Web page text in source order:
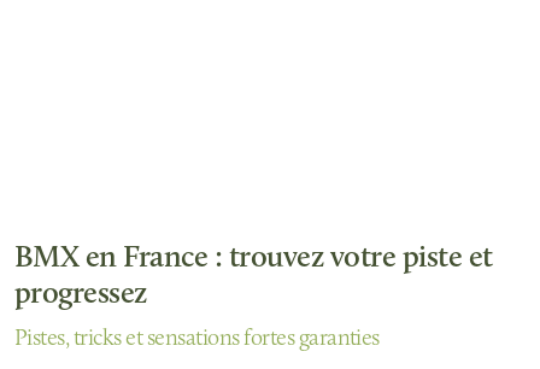
BMX en France : trouvez votre piste et
progressez
Pistes, tricks et sensations fortes garanties